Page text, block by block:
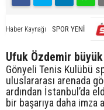
Haber Kaynağı SPOR YENİ
Ufuk Özdemir
Gönyeli Tenis Kulübü
uluslararası arenada
ardından İstanbul’da
bir başarıya daha imza